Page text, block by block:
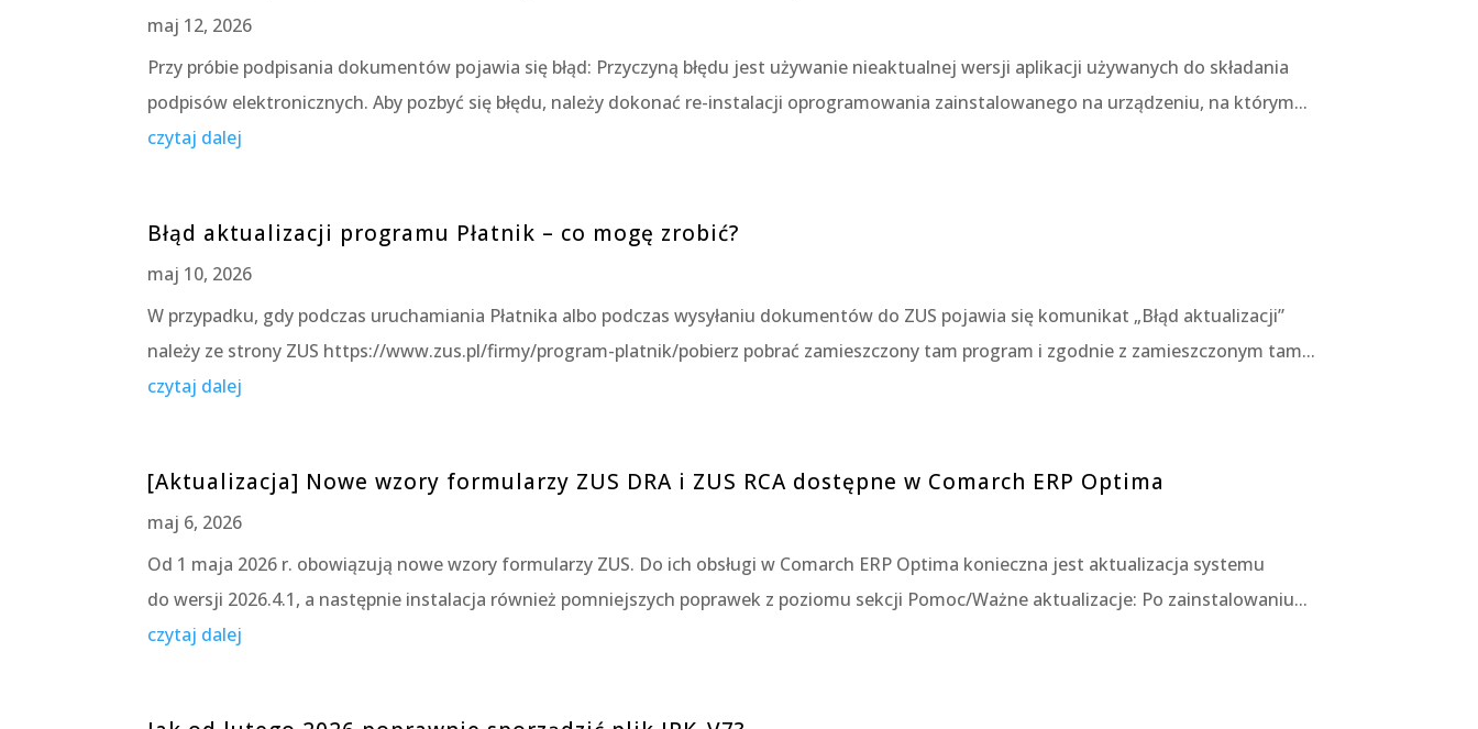
maj 12, 2026
Przy próbie podpisania dokumentów pojawia się błąd: Przyczyną błędu jest używanie nieaktualnej wersji aplikacji używanych do składania
podpisów elektronicznych. Aby pozbyć się błędu, należy dokonać re-instalacji oprogramowania zainstalowanego na urządzeniu, na którym...
czytaj dalej
Błąd aktualizacji programu Płatnik – co mogę zrobić?
maj 10, 2026
W przypadku, gdy podczas uruchamiania Płatnika albo podczas wysyłaniu dokumentów do ZUS pojawia się komunikat „Błąd aktualizacji”
należy ze strony ZUS https://www.zus.pl/firmy/program-platnik/pobierz pobrać zamieszczony tam program i zgodnie z zamieszczonym tam...
czytaj dalej
[Aktualizacja] Nowe wzory formularzy ZUS DRA i ZUS RCA dostępne w Comarch ERP Optima
maj 6, 2026
Od 1 maja 2026 r. obowiązują nowe wzory formularzy ZUS. Do ich obsługi w Comarch ERP Optima konieczna jest aktualizacja systemu
do wersji 2026.4.1, a następnie instalacja również pomniejszych poprawek z poziomu sekcji Pomoc/Ważne aktualizacje: Po zainstalowaniu...
czytaj dalej